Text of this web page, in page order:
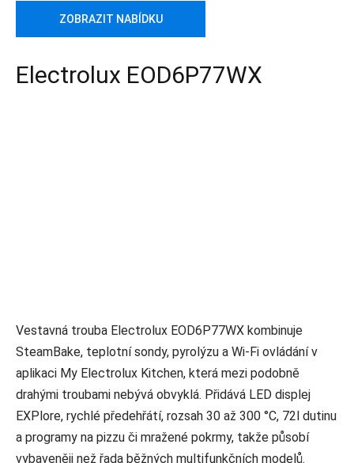
ZOBRAZIT NABÍDKU
Electrolux EOD6P77WX
Vestavná trouba Electrolux EOD6P77WX kombinuje
SteamBake, teplotní sondy, pyrolýzu a Wi‑Fi ovládání v
aplikaci My Electrolux Kitchen, která mezi podobně
drahými troubami nebývá obvyklá. Přidává LED displej
EXPlore, rychlé předehřátí, rozsah 30 až 300 °C, 72l dutinu
a programy na pizzu či mražené pokrmy, takže působí
vybaveněji než řada běžných multifunkčních modelů.